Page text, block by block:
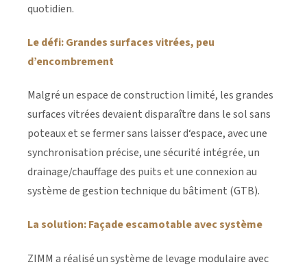
quotidien.
Le défi: Grandes surfaces vitrées, peu
d’encombrement
Malgré un espace de construction limité, les grandes
surfaces vitrées devaient disparaître dans le sol sans
poteaux et se fermer sans laisser d‘espace, avec une
synchronisation précise, une sécurité intégrée, un
drainage/chauffage des puits et une connexion au
système de gestion technique du bâtiment (GTB).
La solution: Façade escamotable avec système
ZIMM a réalisé un système de levage modulaire avec